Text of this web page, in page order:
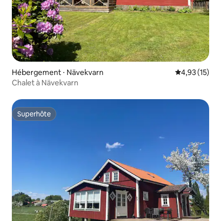
Hébergement ⋅ Nävekvarn Évaluation
4,93 (15)
Chalet à Nävekvarn
Superhôte
Superhôte